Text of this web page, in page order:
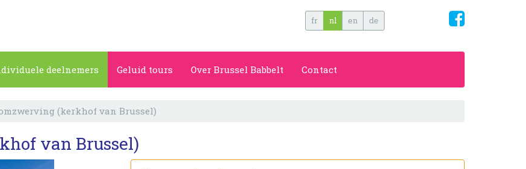
fr nl en de
deelnemers Geluid tours Over Brussel Babbelt Contact
(kerkhof van Brussel)
van Brussel)